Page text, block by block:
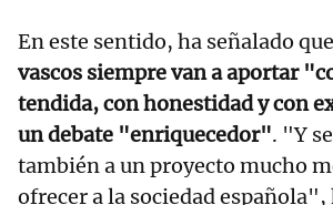
En este sentido, ha señalado
vascos siempre van a aportar
tendida, con honestidad y con
un debate "enriquecedor". "Y
también a un proyecto mucho
ofrecer a la sociedad española",